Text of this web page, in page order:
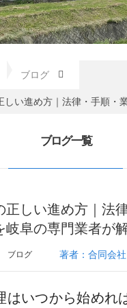
ブログ
しい進め方｜法律・手順・
ブログ一覧
正しい進め方｜法
岐阜の専門業者が
ブログ 著者：合同会
はいつから始めれ